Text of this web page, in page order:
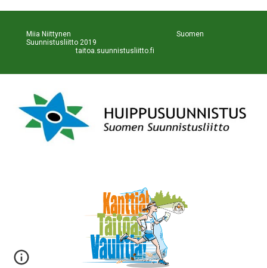
Miia Niittynen                                                           Suomen
Suunnistusliitto 2019
taitoa.suunnistusliitto.fi